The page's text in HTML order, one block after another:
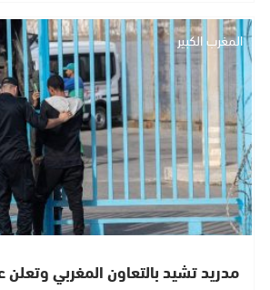
المغرب الكبير
مدريد تشيد بالتعاون المغربي